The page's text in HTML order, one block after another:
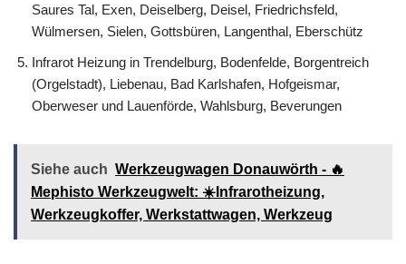
Saures Tal, Exen, Deiselberg, Deisel, Friedrichsfeld,
Wülmersen, Sielen, Gottsbüren, Langenthal, Eberschütz
Infrarot Heizung in Trendelburg, Bodenfelde, Borgentreich
(Orgelstadt), Liebenau, Bad Karlshafen, Hofgeismar,
Oberweser und Lauenförde, Wahlsburg, Beverungen
Siehe auch Werkzeugwagen Donauwörth - 🔥
Mephisto Werkzeugwelt: ☀️Infrarotheizung,
Werkzeugkoffer, Werkstattwagen, Werkzeug